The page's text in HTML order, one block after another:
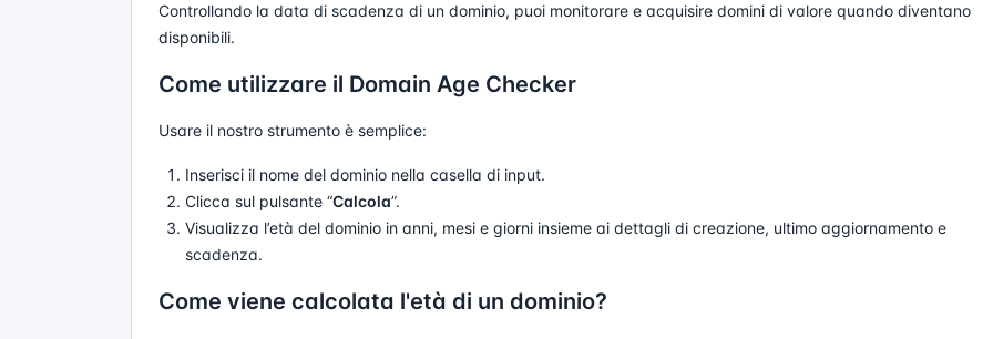
Controllando la data di scadenza di un dominio, puoi monitorare e acquisire domini di valore quando diventano
disponibili.
Come utilizzare il Domain Age Checker
Usare il nostro strumento è semplice:
Inserisci il nome del dominio nella casella di input.
Clicca sul pulsante “Calcola”.
Visualizza l’età del dominio in anni, mesi e giorni insieme ai dettagli di creazione, ultimo aggiornamento e
scadenza.
Come viene calcolata l'età di un dominio?